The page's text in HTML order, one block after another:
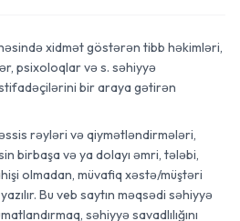
xidmət göstərən tibb həkimləri,
psixoloqlar və s. səhiyyə
bir araya gətirən
rəyləri və qiymətləndirmələri,
birbaşa və ya dolayı əmri, tələbi,
olmadan, müvafiq xəstə/müştəri
Bu veb saytın məqsədi səhiyyə
səhiyyə savadlılığını